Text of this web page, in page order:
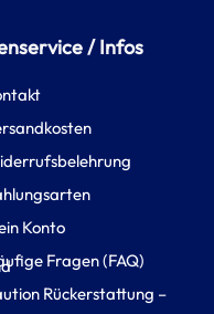
/ Infos
Konto
Fragen (FAQ)
Rückerstattung –